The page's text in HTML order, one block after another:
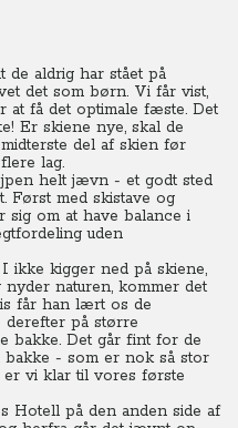
de aldrig har stået på
det som børn. Vi får vist,
at få det optimale fæste. Det
Er skiene nye, skal de
del af skien før
lag.
helt jævn - et godt sted
Først med skistave og
om at have balance i
uden
ikke kigger ned på skiene,
naturen, kommer det
får han lært os de
på større
bakke. Det går fint for de
bakke - som er nok så stor
vi klar til vores første
Hotell på den anden side af